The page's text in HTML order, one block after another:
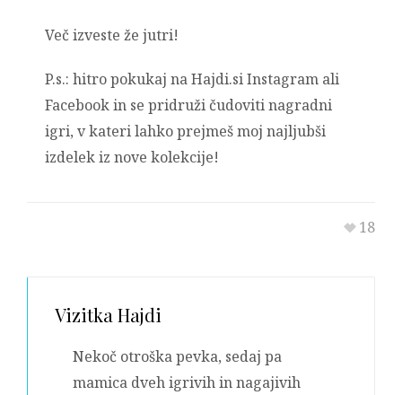
Več izveste že jutri!
P.s.: hitro pokukaj na Hajdi.si Instagram ali
Facebook in se pridruži čudoviti nagradni
igri, v kateri lahko prejmeš moj najljubši
izdelek iz nove kolekcije!
18
Vizitka Hajdi
Nekoč otroška pevka, sedaj pa
mamica dveh igrivih in nagajivih